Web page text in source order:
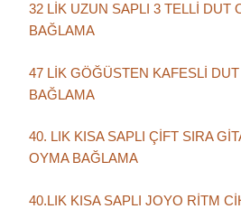
32 LİK UZUN SAPLI 3 TELLİ DUT
BAĞLAMA
47 LİK GÖĞÜSTEN KAFESLİ
BAĞLAMA
40. LIK KISA SAPLI ÇİFT SIRA
OYMA BAĞLAMA
40.LIK KISA SAPLI JOYO RİTM